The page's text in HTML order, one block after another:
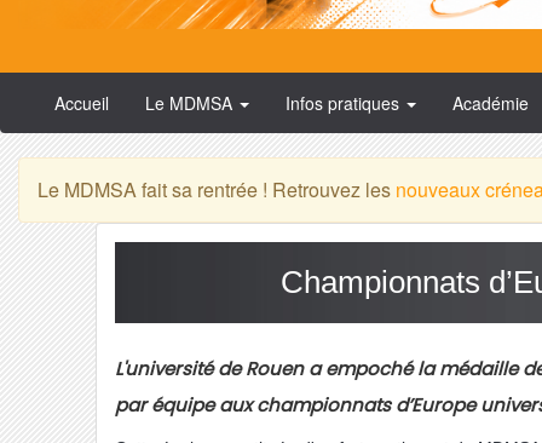
Accueil Le MDMSA Infos pratiques Académie
Le MDMSA fait sa rentrée ! Retrouvez les nouveaux
Championnats
L'université de Rouen a empoché la médaille
par équipe aux championnats d’Europe